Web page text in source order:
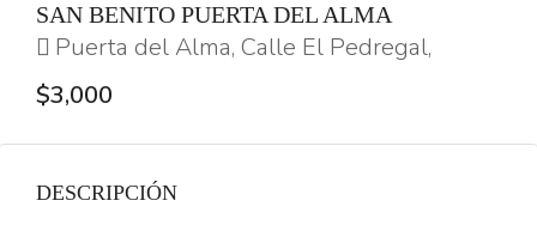
SAN BENITO PUERTA DEL ALMA
Puerta del Alma, Calle El Pedregal,
$3,000
DESCRIPCIÓN